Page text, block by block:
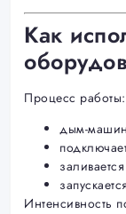
Как
Процесс работы:
дым-
Интенсивность